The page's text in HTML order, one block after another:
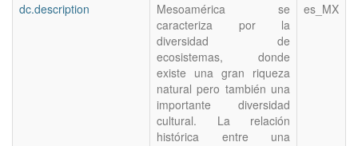
dc.description
Mesoamérica se
caracteriza por la
diversidad de
ecosistemas, donde
existe una gran riqueza
natural pero también una
importante diversidad
cultural. La relación
histórica entre una
es_MX